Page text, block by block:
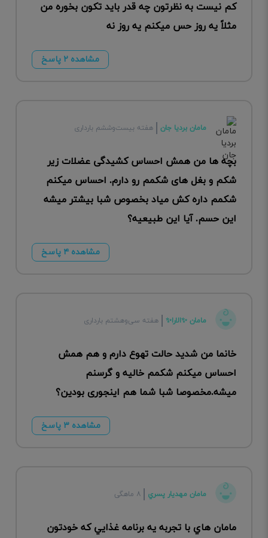
کم نیست به نظرتون چه قدر باید تکون بخوره من
مثلاً یه روز حس میکنم یه روز نه
مشاهده ۲ پاسخ
مامان بردیا جان هفته بیست‌وششم بارداری
بچه ها من همش احساس کشیدگی عضلات زیر
شکم و بغل های شکمم رو دارم. احساس میکنم
شکمم داره کش میاد بخصوص شبا بیشتر میشه
این حسم. آیا این طبیعیه؟
مشاهده ۴ پاسخ
مامان ✨الارا✨ هفته سی‌وهشتم بارداری
خانما من شدید حالت تهوع دارم و هم همش
احساس میکنم شکمم خالیه و گرسنم
میشه.مخصوصا شبا شما هم اینجوری بودین؟
مشاهده ۳ پاسخ
مامان مهديار پسري ۸ ماهگی
مامان هاي با تجربه يه برنامه غذايي كه خودتون